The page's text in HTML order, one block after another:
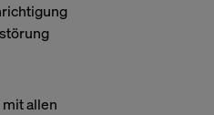
allen